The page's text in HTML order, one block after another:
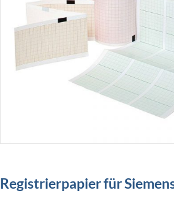
Registrierpapier für